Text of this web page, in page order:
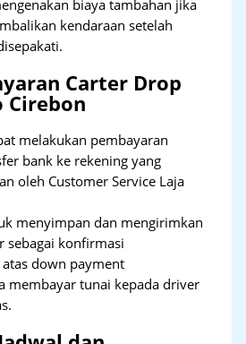
biaya tambahan jika
kendaraan setelah
Carter Drop
Cirebon
melakukan pembayaran
bank ke rekening yang
oleh Customer Service Laja
menyimpan dan mengirimkan
sebagai konfirmasi
down payment
membayar tunai kepada driver